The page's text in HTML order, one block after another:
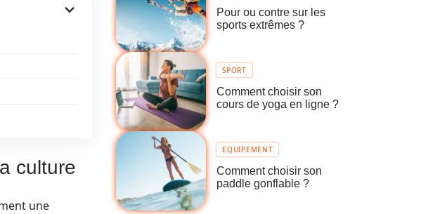
culture
une
Pour ou contre sur les
sports extrêmes ?
SPORT
Comment choisir son
cours de yoga en ligne ?
EQUIPEMENT
Comment choisir son
paddle gonflable ?